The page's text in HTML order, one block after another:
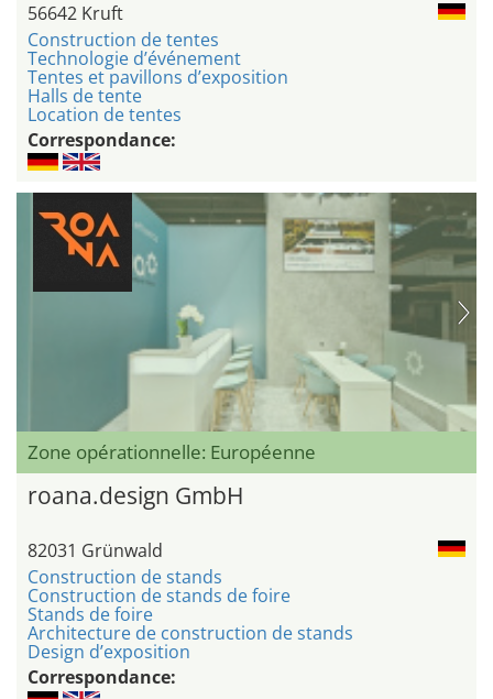
56642 Kruft
Construction de tentes
Technologie d’événement
Tentes et pavillons d’exposition
Halls de tente
Location de tentes
Correspondance:
Zone opérationnelle: Européenne
roana.design GmbH
82031 Grünwald
Construction de stands
Construction de stands de foire
Stands de foire
Architecture de construction de stands
Design d’exposition
Correspondance: